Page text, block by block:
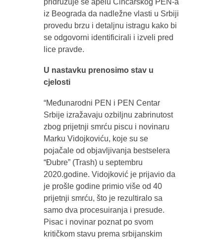
pridružuje se apelu Cincarskog PEN-a
iz Beograda da nadležne vlasti u Srbiji
provedu brzu i detaljnu istragu kako bi
se odgovorni identificirali i izveli pred
lice pravde.
U nastavku prenosimo stav u
cjelosti
“Međunarodni PEN i PEN Centar
Srbije izražavaju ozbiljnu zabrinutost
zbog prijetnji smrću piscu i novinaru
Marku Vidojkoviću, koje su se
pojačale od objavljivanja bestselera
“Đubre” (Trash) u septembru
2020.godine. Vidojković je prijavio da
je prošle godine primio više od 40
prijetnji smrću, što je rezultiralo sa
samo dva procesuiranja i presude.
Pisac i novinar poznat po svom
kritičkom stavu prema srbijanskim